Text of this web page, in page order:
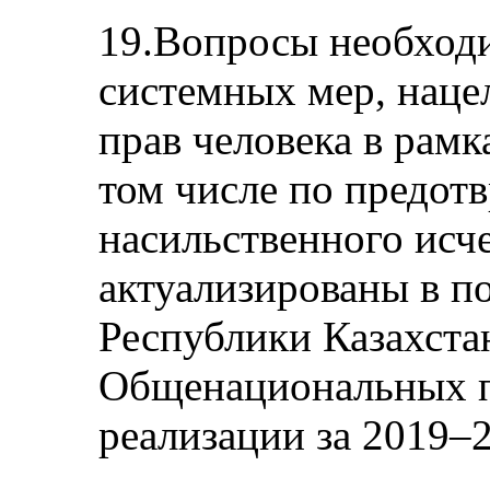
19.Вопросы
системных мер,
прав человека в
том числе по
насильственного
актуализированы в
Республики
Общенациональных
реализации за